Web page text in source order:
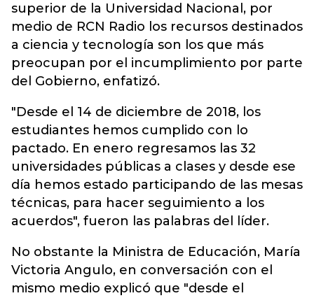
superior de la Universidad Nacional, por
medio de RCN Radio los recursos destinados
a ciencia y tecnología son los que más
preocupan por el incumplimiento por parte
del Gobierno, enfatizó.
"Desde el 14 de diciembre de 2018, los
estudiantes hemos cumplido con lo
pactado. En enero regresamos las 32
universidades públicas a clases y desde ese
día hemos estado participando de las mesas
técnicas, para hacer seguimiento a los
acuerdos", fueron las palabras del líder.
No obstante la Ministra de Educación, María
Victoria Angulo, en conversación con el
mismo medio explicó que "desde el